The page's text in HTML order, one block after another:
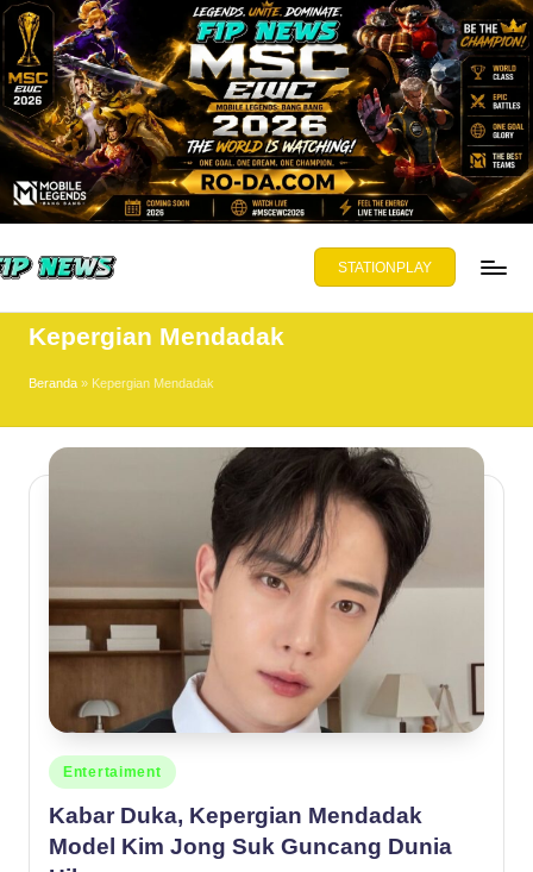
Skip
to
content
STATIONPLAY
Kepergian Mendadak
Beranda » Kepergian Mendadak
Posted
Entertaiment
Kabar Duka, Kepergian Mendadak
Model Kim Jong Suk Guncang Dunia